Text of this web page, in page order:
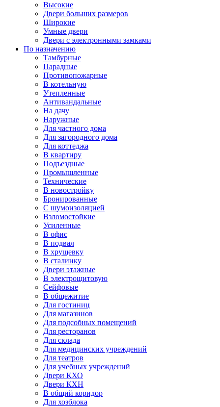
Высокие
Двери больших размеров
Широкие
Умные двери
Двери с электронными замками
По назначению
Тамбурные
Парадные
Противопожарные
В котельную
Утепленные
Антивандальные
На дачу
Наружные
Для частного дома
Для загородного дома
Для коттеджа
В квартиру
Подъездные
Промышленные
Технические
В новостройку
Бронированные
С шумоизоляцией
Взломостойкие
Усиленные
В офис
В подвал
В хрущевку
В сталинку
Двери этажные
В электрощитовую
Сейфовые
В общежитие
Для гостиниц
Для магазинов
Для подсобных помещений
Для ресторанов
Для склада
Для медицинских учреждений
Для театров
Для учебных учреждений
Двери КХО
Двери КХН
В общий коридор
Для хозблока